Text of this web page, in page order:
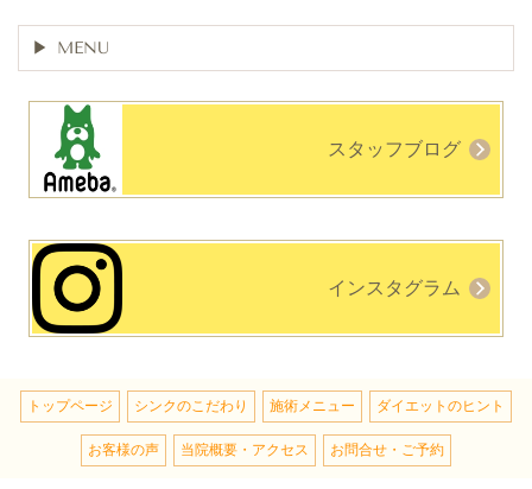
MENU
スタッフブログ
インスタグラム
トップページ シンクのこだわり 施術メニュー ダイエットのヒント
お客様の声 当院概要・アクセス お問合せ・ご予約